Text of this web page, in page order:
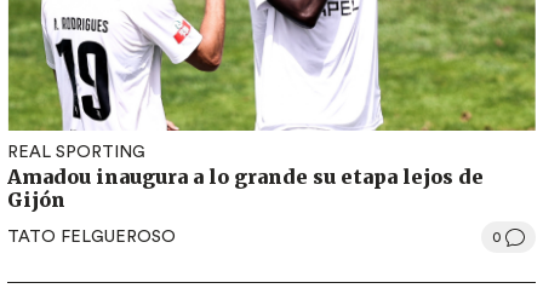
REAL SPORTING
Amadou inaugura a lo grande su etapa lejos de
Gijón
TATO FELGUEROSO 0